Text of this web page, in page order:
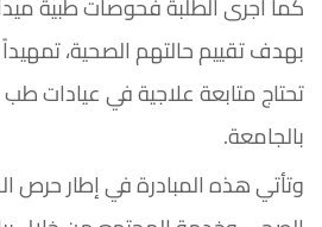
بهدف تقييم حالتهم الصحية،
تحتاج متابعة علاجية في عيادات
بالجامعة.
وتأتي هذه المبادرة في إطار حرص